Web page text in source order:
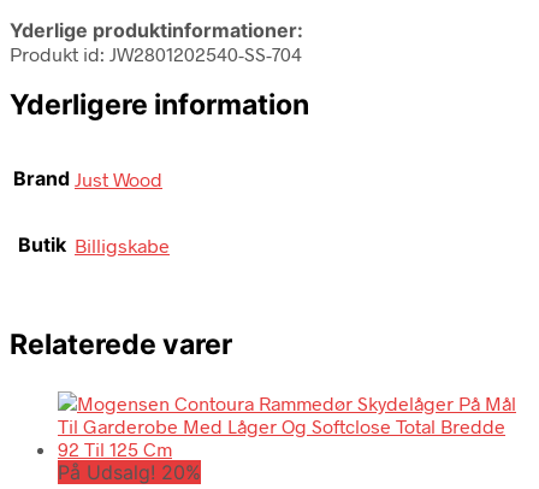
Yderlige produktinformationer:
Produkt id: JW2801202540-SS-704
Yderligere information
Brand Just Wood
Butik Billigskabe
Relaterede varer
På Udsalg! 20%